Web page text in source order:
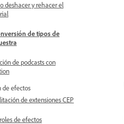
deshacer y rehacer el
de tipos de
de podcasts con
de efectos
de extensiones CEP
de efectos